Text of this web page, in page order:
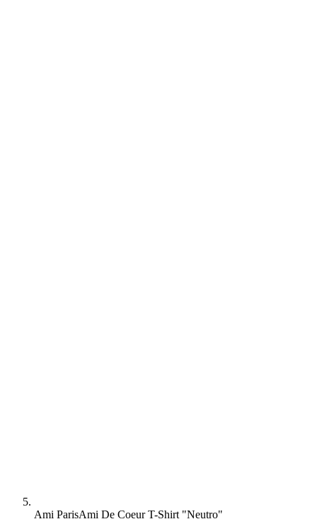
Ami ParisAmi De Coeur T-Shirt "Neutro"